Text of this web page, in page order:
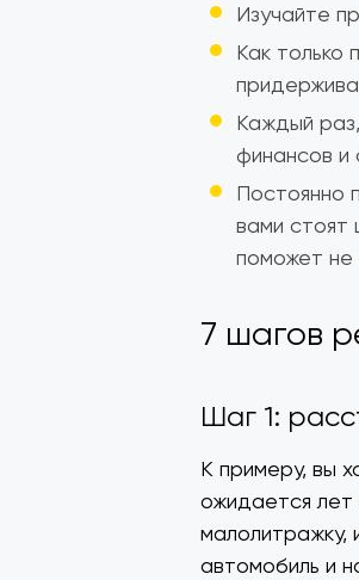
Изучайте
Как только
Каждый
финансов и
Постоянно
вами стоят
поможет не
7 шагов
Шаг 1:
К примеру, вы
ожидается лет
малолитражку,
автомобиль и